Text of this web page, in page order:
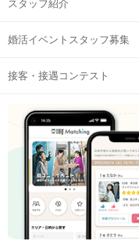
スタッフ紹介
婚活イベントスタッフ募集
接客・接遇コンテスト